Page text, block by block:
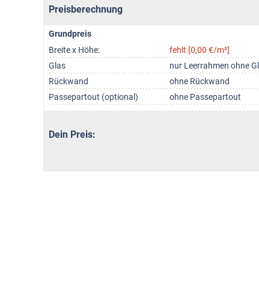
Preisberechnung
Grundpreis
Breite x Höhe:
fehlt [0,00 €/m²]
Glas
nur Leerrahmen ohne
Rückwand
ohne Rückwand
Passepartout (optional)
ohne Passepartout
Dein Preis: